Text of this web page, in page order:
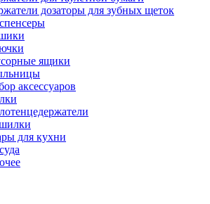
дозаторы для зубных щеток
ящики
аксессуаров
для кухни